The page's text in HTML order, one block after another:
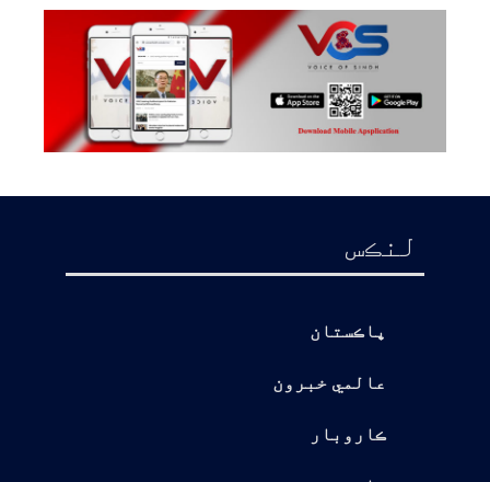
لنڪس
پاڪستان
عالمي خبرون
ڪاروبار